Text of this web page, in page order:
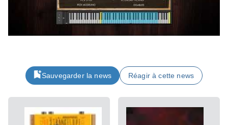
Sauvegarder la news Réagir à cette news